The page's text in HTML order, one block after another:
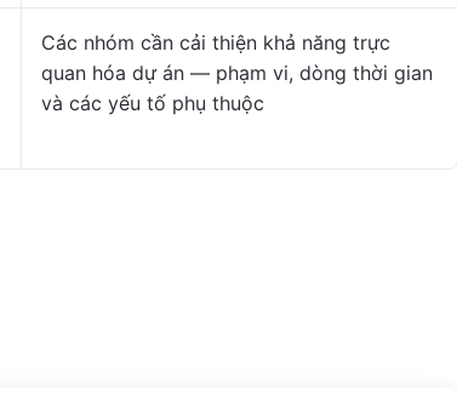
Các nhóm cần cải thiện khả năng trực
quan hóa dự án — phạm vi, dòng thời gian
và các yếu tố phụ thuộc